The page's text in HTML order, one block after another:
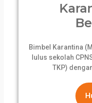
Bimbel Karantina
lulus sekolah
TKP)